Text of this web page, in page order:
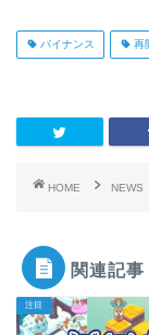
バイナンス 再
HOME NEWS
関連記事
注目